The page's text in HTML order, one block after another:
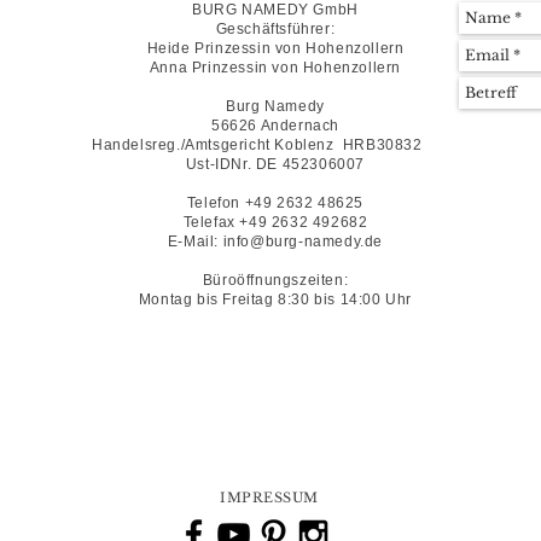
BURG NAMEDY GmbH
Geschäftsführer:
Heide Prinzessin von Hohenzollern
Anna Prinzessin von Hohenzollern
Burg Namedy
56626 Andernach
Handelsreg./Amtsgericht Koblenz HRB30832
Ust-IDNr. DE 452306007
Telefon +49 2632 48625
Telefax +49 2632 492682
E-Mail: info@burg-namedy.de
Büroöffnungszeiten:
Montag bis Freitag 8:30 bis 14:00 Uhr
IMPRESSUM